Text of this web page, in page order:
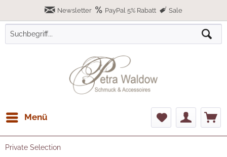
Newsletter PayPal 5% Rabatt Sale
Menü
Private Selection